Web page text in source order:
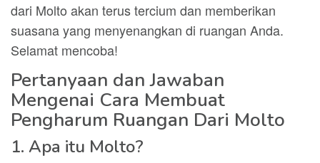
dari Molto akan terus tercium dan memberikan
suasana yang menyenangkan di ruangan Anda.
Selamat mencoba!
Pertanyaan dan Jawaban
Mengenai Cara Membuat
Pengharum Ruangan Dari Molto
1. Apa itu Molto?